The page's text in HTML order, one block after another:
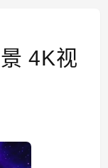
4K视